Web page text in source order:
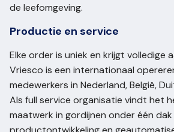
de leefomgeving.
Productie en service
Elke order is uniek en krijgt volledige
Vriesco is een internationaal
medewerkers in Nederland, België,
Als full service organisatie vindt het
maatwerk in gordijnen onder één